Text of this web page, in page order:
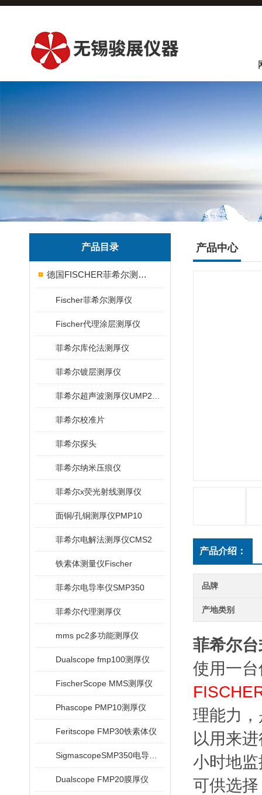
产品目录
德国FISCHER菲希尔测厚仪
Fischer菲希尔测厚仪
Fischer代理涂层测厚仪
菲希尔库伦法测厚仪
菲希尔镀层测厚仪
菲希尔校准片
菲希尔探头
菲希尔纳米压痕仪
菲希尔x荧光射线测厚仪
面铜/孔铜测厚仪PMP10
菲希尔电解法测厚仪CMS2
铁素体测量仪Fischer
菲希尔电导率仪SMP350
菲希尔代理测厚仪
mms pc2多功能测厚仪
Dualscope fmp100测厚仪
FischerScope MMS测厚仪
Phascope PMP10测厚仪
Feritscope FMP30铁素体仪
Dualscope FMP20膜厚仪
产品中心
产品介绍：
品牌
产地类别
菲希尔
使用一
理能力
以用来
小时地
可供选择